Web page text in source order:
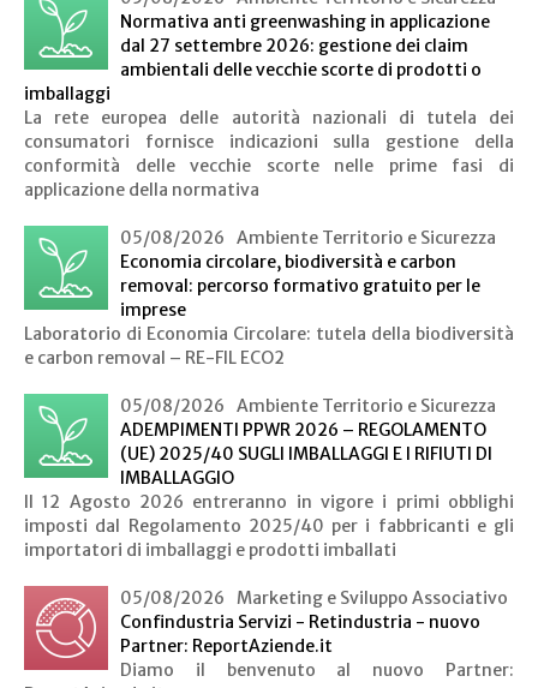
Normativa anti greenwashing in applicazione
dal 27 settembre 2026: gestione dei claim
ambientali delle vecchie scorte di prodotti o
imballaggi
La rete europea delle autorità nazionali di tutela dei
consumatori fornisce indicazioni sulla gestione della
conformità delle vecchie scorte nelle prime fasi di
applicazione della normativa
05/08/2026
Ambiente Territorio e Sicurezza
Economia circolare, biodiversità e carbon
removal: percorso formativo gratuito per le
imprese
Laboratorio di Economia Circolare: tutela della biodiversità
e carbon removal – RE-FIL ECO2
05/08/2026
Ambiente Territorio e Sicurezza
ADEMPIMENTI PPWR 2026 – REGOLAMENTO
(UE) 2025/40 SUGLI IMBALLAGGI E I RIFIUTI DI
IMBALLAGGIO
Il 12 Agosto 2026 entreranno in vigore i primi obblighi
imposti dal Regolamento 2025/40 per i fabbricanti e gli
importatori di imballaggi e prodotti imballati
05/08/2026
Marketing e Sviluppo Associativo
Confindustria Servizi - Retindustria - nuovo
Partner: ReportAziende.it
Diamo il benvenuto al nuovo Partner: